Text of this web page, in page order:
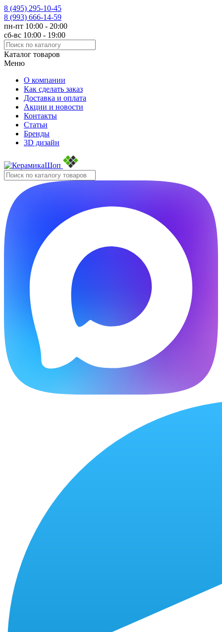
8 (495) 295-10-45
8 (993) 666-14-59
пн-пт 10:00 - 20:00
сб-вс 10:00 - 19:00
Каталог товаров
Меню
О компании
Как сделать заказ
Доставка и оплата
Акции и новости
Контакты
Статьи
Бренды
3D дизайн